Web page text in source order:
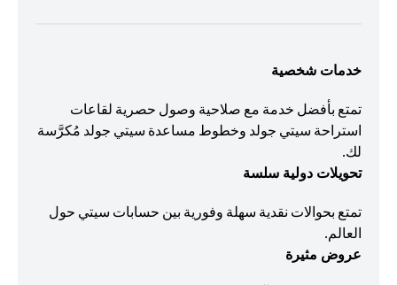
خدمات شخصية
تمتع بأفضل خدمة مع صلاحية وصول حصرية لقاعات
استراحة سيتي جولد وخطوط مساعدة سيتي جولد مُكرَّسة
لك.
تحويلات دولية سلسة
تمتع بحوالات نقدية سهلة وفورية بين حسابات سيتي حول
العالم.
عروض مثيرة